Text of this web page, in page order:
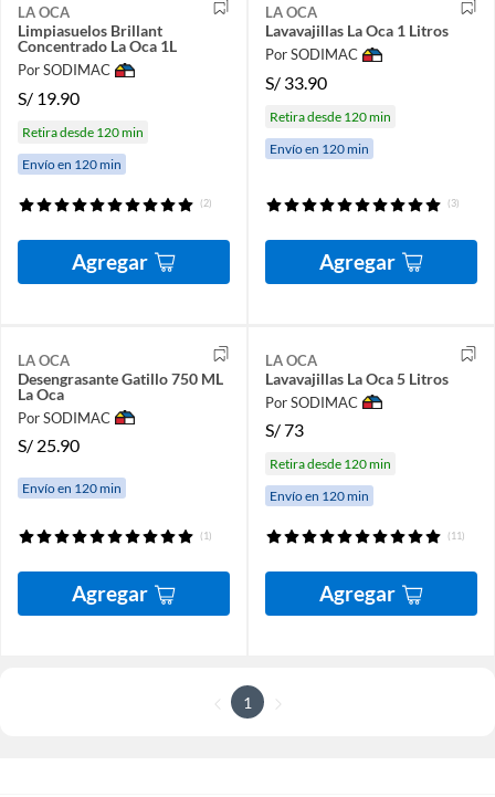
LA OCA
Limpiasuelos Brillant
Concentrado La Oca 1L
Por SODIMAC
S/ 19.90
Retira desde 120 min
Envío en 120 min
(2)
Agregar
LA OCA
Lavavajillas La Oca 1 Litros
Por SODIMAC
S/ 33.90
Retira desde 120 min
Envío en 120 min
(3)
Agregar
LA OCA
Desengrasante Gatillo 750 ML
La Oca
Por SODIMAC
S/ 25.90
Envío en 120 min
(1)
Agregar
LA OCA
Lavavajillas La Oca 5 Litros
Por SODIMAC
S/73
Retira desde 120 min
Envío en 120 min
(11)
Agregar
1